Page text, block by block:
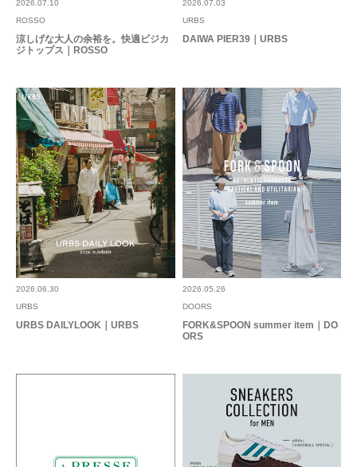
2026.07.10
ROSSO
涼しげな大人の余裕を。快適ビジカ
ジトップス｜ROSSO
2026.07.03
URBS
DAIWA PIER39｜URBS
2026.06.30
URBS
URBS DAILYLOOK｜URBS
2026.05.26
DOORS
FORK&SPOON summer item｜DO
ORS